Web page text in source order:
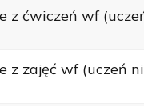
z ćwiczeń wf
z zajęć wf (uczeń